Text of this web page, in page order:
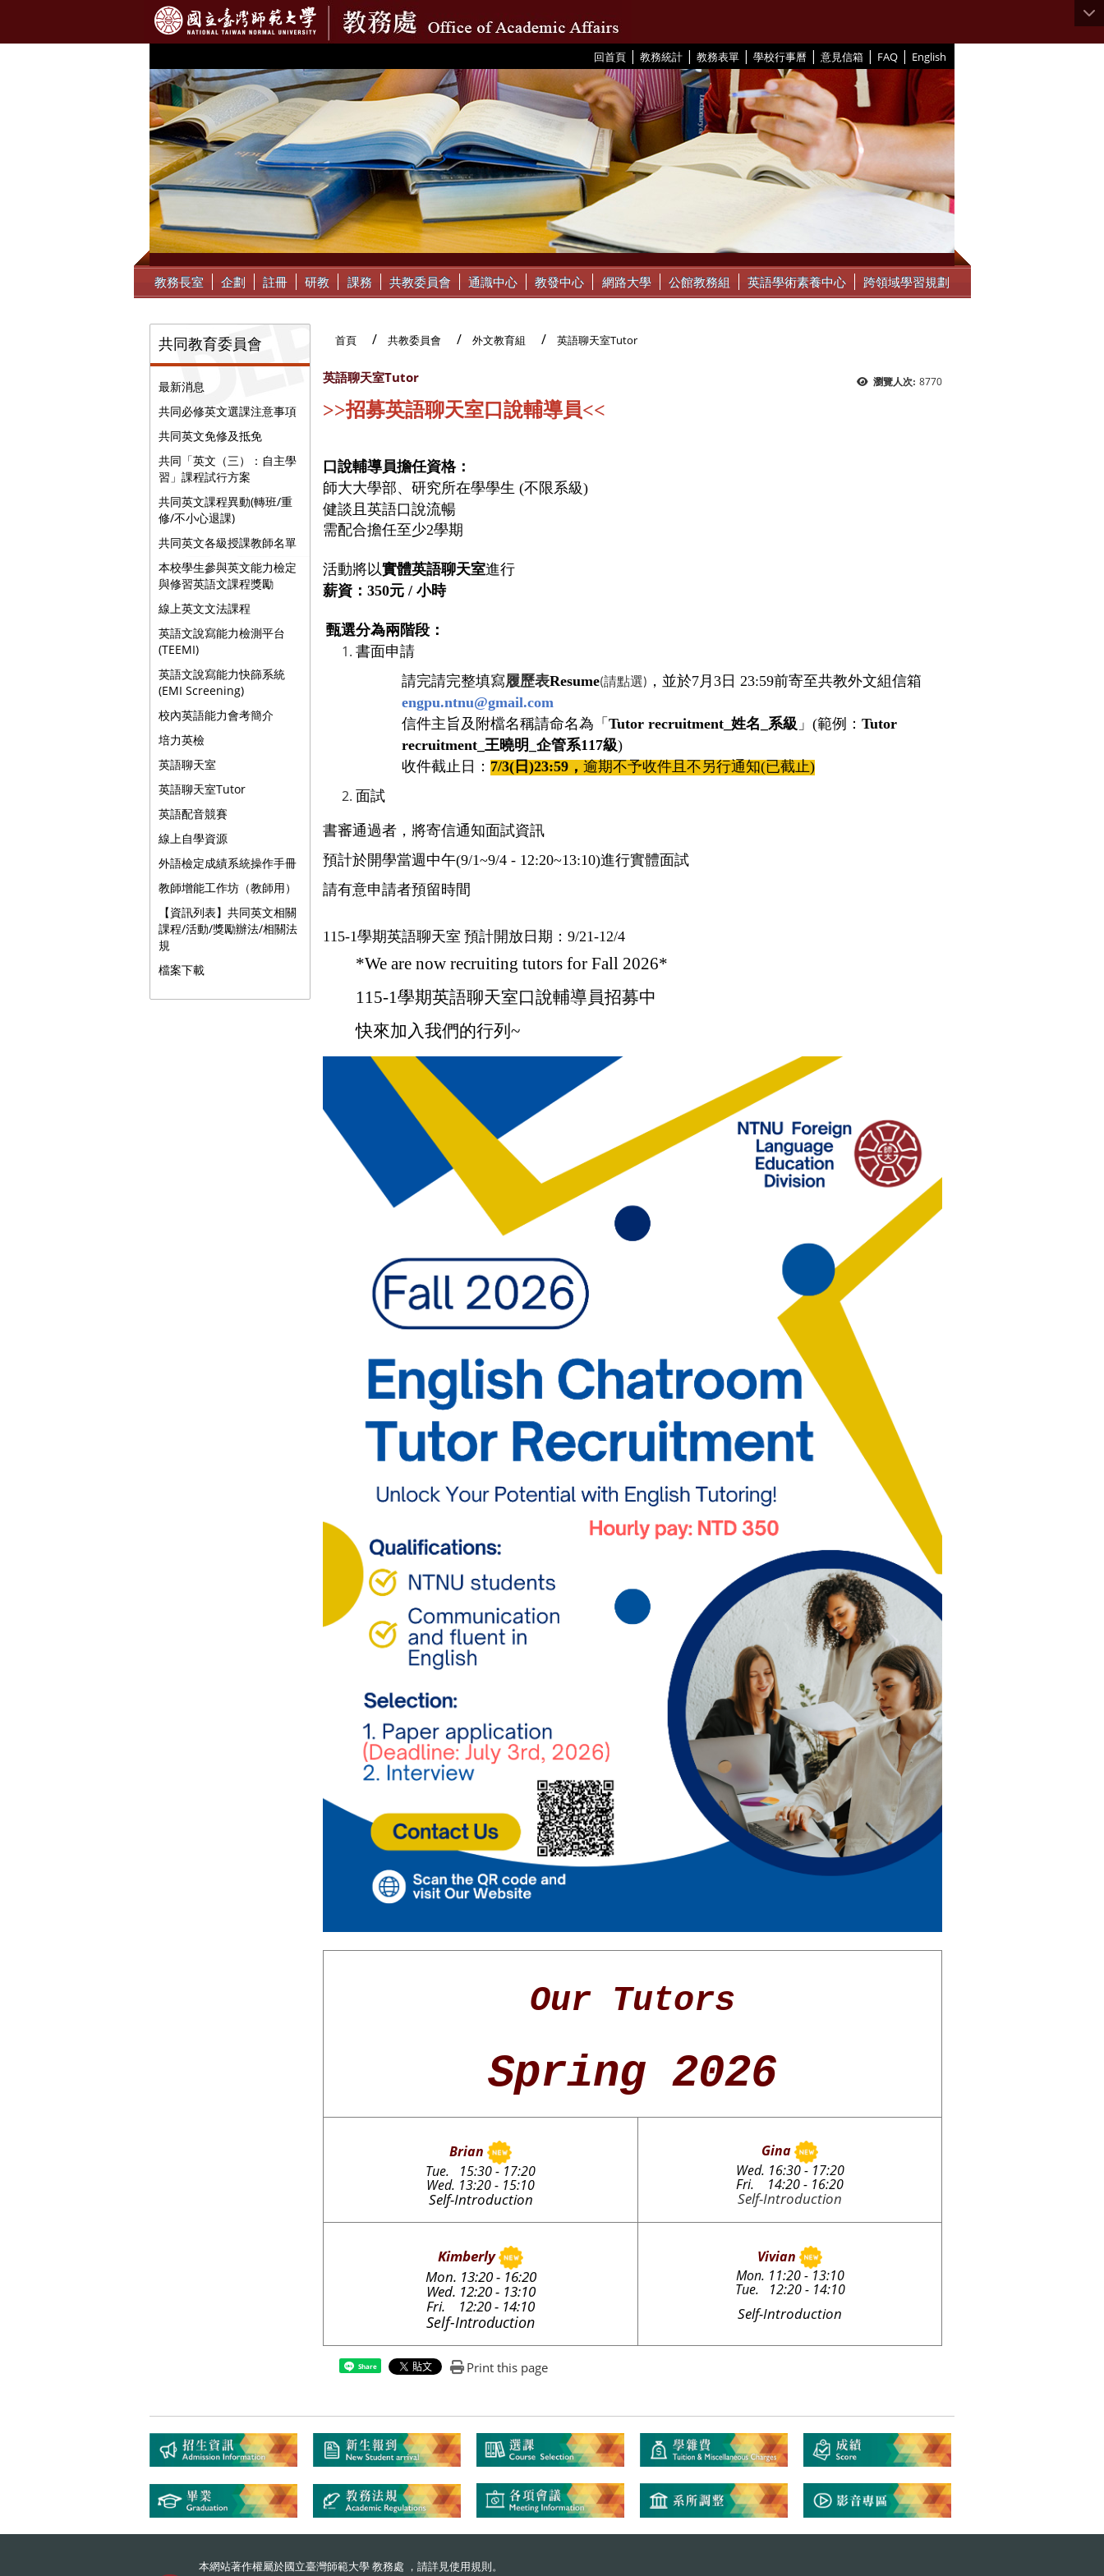
回首頁 | 教務統計 | 教務表單 | 學校行事曆 | 意見信箱 | FAQ | English
::: 教務長室 企劃 註冊 研教 課務 共教委員會 通識中心 教發中心 網路大學 公館教務組 英語學術素養中心 跨領域學習規劃
共同教育委員會
最新消息
共同必修英文選課注意事項
共同英文免修及抵免
共同「英文（三）：自主學
習」課程試行方案
共同英文課程異動(轉班/重
修/不小心退課)
共同英文各級授課教師名單
本校學生參與英文能力檢定
與修習英語文課程獎勵
線上英文文法課程
英語文說寫能力檢測平台
(TEEMI)
英語文說寫能力快篩系統
(EMI Screening)
校內英語能力會考簡介
培力英檢
英語聊天室
英語聊天室Tutor
英語配音競賽
線上自學資源
外語檢定成績系統操作手冊
教師增能工作坊（教師用）
【資訊列表】共同英文相關
課程/活動/獎勵辦法/相關法
規
檔案下載
首頁 共教委員會 外文教育組 英語聊天室Tutor
瀏覽人次: 8770
英語聊天室Tutor
>>招募英語聊天室口說輔導員<<
口說輔導員擔任資格：
師大大學部、研究所在學學生 (不限系級)
健談且英語口說流暢
需配合擔任至少2學期
活動將以實體英語聊天室進行
薪資： 350元 / 小時
甄選分為兩階段：
書面申請
請完請完整填寫履歷表Resume(請點選) ，並於7 月 3日 23:59前寄至共教外文組信箱
engpu.ntnu@gmail.com
信件主旨及附檔名稱請命名為「 Tutor recruitment_ 姓名 系級 」 (範例： Tutor
recruitment_ 王曉明 企管系117級)
收件截止日： 7/3( 日 )23:59 ， 逾期不予收件且不另行通知(已截止)
面試
書審通過者，將寄信通知面試資訊
預計於開學當週中午(9/1~9/4 - 12:20~13:10)進行實體面試
請有意申請者預留時間
115-1學期英語聊天室 預計開放日期： 9/21-12/4
*We are now recruiting tutors for Fall 2026*
115-1學期英語聊天室口說輔導員招募中
快來加入我們的行列 ~
Our Tutors
Spring 2026
Brian
Tue. 15:30 - 17:20
Wed. 13:20 - 15:10
Self-Introduction
Gina
Wed. 16:30 - 17:20
Fri. 14:20 - 16:20
Self-Introduction
Kimberly
Mon. 13:20 - 16:20
Wed. 12:20 - 13:10
Fri. 12:20 - 14:10
Self-Introduction
Vivian
Mon. 11:20 - 13:10
Tue. 12:20 - 14:10
Self-Introduction
Share Print this page
本網站著作權屬於國立臺灣師範大學 教務處 ，請詳見使用規則。